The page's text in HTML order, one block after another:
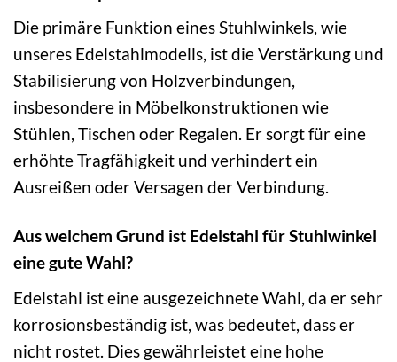
Die primäre Funktion eines Stuhlwinkels, wie
unseres Edelstahlmodells, ist die Verstärkung und
Stabilisierung von Holzverbindungen,
insbesondere in Möbelkonstruktionen wie
Stühlen, Tischen oder Regalen. Er sorgt für eine
erhöhte Tragfähigkeit und verhindert ein
Ausreißen oder Versagen der Verbindung.
Aus welchem Grund ist Edelstahl für Stuhlwinkel
eine gute Wahl?
Edelstahl ist eine ausgezeichnete Wahl, da er sehr
korrosionsbeständig ist, was bedeutet, dass er
nicht rostet. Dies gewährleistet eine hohe